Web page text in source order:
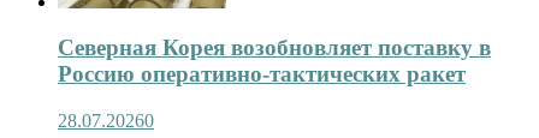
Северная Корея возобновляет поставку в
Россию оперативно-тактических ракет
28.07.20260